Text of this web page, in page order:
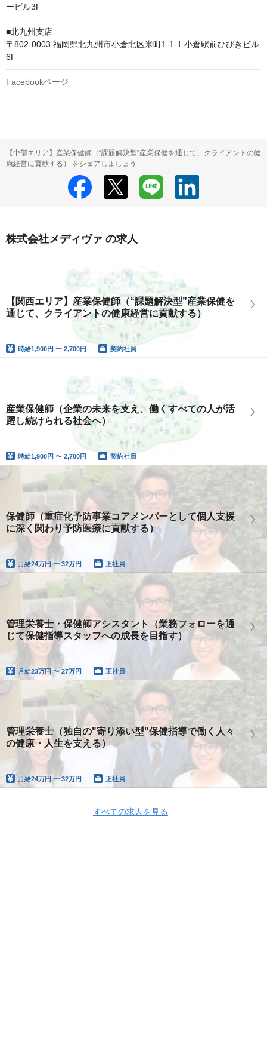
ービル3F
■北九州支店
〒802-0003 福岡県北九州市小倉北区米町1-1-1 小倉駅前ひびきビル
6F
Facebookページ
【中部エリア】産業保健師（“課題解決型”産業保健を通じて、クライアントの健
康経営に貢献する） をシェアしましょう
株式会社メディヴァ の求人
【関西エリア】産業保健師（“課題解決型”産業保健を
通じて、クライアントの健康経営に貢献する）
時給1,900円 〜 2,700円 契約社員
産業保健師（企業の未来を支え、働くすべての人が活
躍し続けられる社会へ）
時給1,900円 〜 2,700円 契約社員
保健師（重症化予防事業コアメンバーとして個人支援
に深く関わり予防医療に貢献する）
月給24万円 〜 32万円 正社員
管理栄養士・保健師アシスタント（業務フォローを通
じて保健指導スタッフへの成長を目指す）
月給23万円 〜 27万円 正社員
管理栄養士（独自の"寄り添い型"保健指導で働く人々
の健康・人生を支える）
月給24万円 〜 32万円 正社員
すべての求人を見る